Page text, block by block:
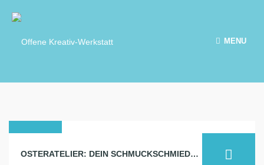
MENU
OSTERATELIER: DEIN SCHMUCKSCHMIEDEKURS